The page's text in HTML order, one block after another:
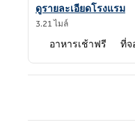
ดูรายละเอียดโรงแรมสํ
ดูรายละเอียดโรงแรม
3.21 ไมล์
อาหารเช้าฟรี ที่จ